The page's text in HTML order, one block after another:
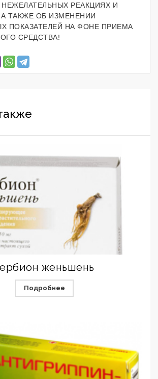
РЕАКЦИЯХ И
ТАКЖЕ ОБ ИЗМЕНЕНИИ
ПОКАЗАТЕЛЕЙ НА ФОНЕ ПРИЕМА
СРЕДСТВА!
женьшень
Подробнее